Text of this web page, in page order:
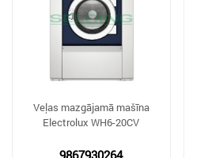
Veļas mazgājamā mašīna
Electrolux WH6-20CV
9867930264